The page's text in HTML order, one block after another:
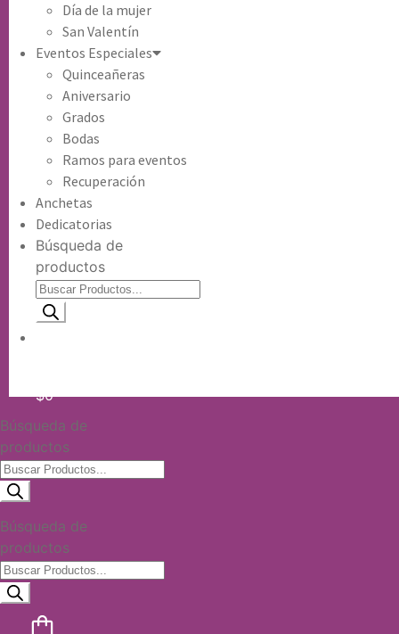
Día de la mujer
San Valentín
Eventos Especiales
Quinceañeras
Aniversario
Grados
Bodas
Ramos para eventos
Recuperación
Anchetas
Dedicatorias
Búsqueda de
productos
$0
Búsqueda de
productos
Búsqueda de
productos